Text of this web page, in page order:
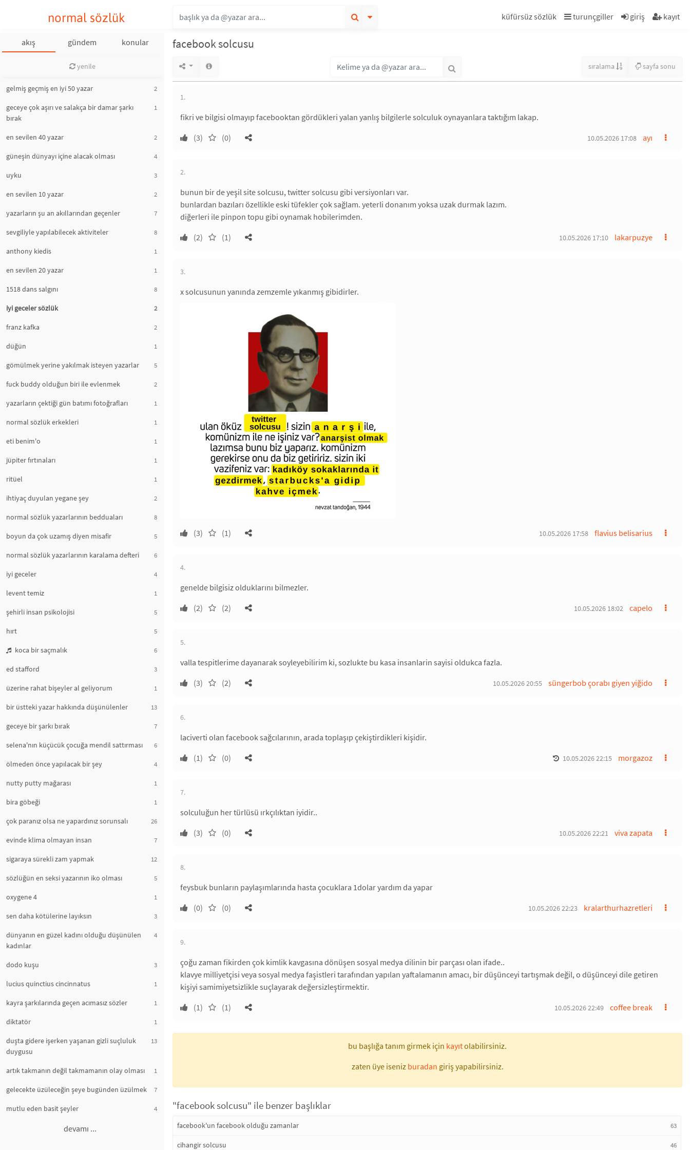
normal sözlük küfürsüz sözlük turunçgiller giriş kayıt
akış gündem konular
yenile
gelmiş geçmiş en iyi 50 yazar 2
geceye çok aşırı ve salakça bir damar şarkı
bırak
1
en sevilen 40 yazar 2
güneşin dünyayı içine alacak olması 4
uyku 3
en sevilen 10 yazar 2
yazarların şu an akıllarından geçenler 7
sevgiliyle yapılabilecek aktiviteler 8
anthony kiedis 1
en sevilen 20 yazar 1
1518 dans salgını 8
iyi geceler sözlük 2
franz kafka 2
düğün 1
gömülmek yerine yakılmak isteyen yazarlar 5
fuck buddy olduğun biri ile evlenmek 2
yazarların çektiği gün batımı fotoğrafları 1
normal sözlük erkekleri 1
eti benim'o 1
jüpiter fırtınaları 1
ritüel 1
ihtiyaç duyulan yegane şey 2
normal sözlük yazarlarının bedduaları 8
boyun da çok uzamış diyen misafir 5
normal sözlük yazarlarının karalama defteri 6
iyi geceler 4
levent temiz 1
şehirli insan psikolojisi 5
hırt 5
koca bir saçmalık 6
ed stafford 3
üzerine rahat bişeyler al geliyorum 1
bir üstteki yazar hakkında düşünülenler 13
geceye bir şarkı bırak 7
selena'nın küçücük çocuğa mendil sattırması 6
ölmeden önce yapılacak bir şey 4
nutty putty mağarası 1
bira göbeği 1
çok paranız olsa ne yapardınız sorunsalı 26
evinde klima olmayan insan 7
sigaraya sürekli zam yapmak 12
sözlüğün en seksi yazarının iko olması 5
oxygene 4 1
sen daha kötülerine layıksın 3
dünyanın en güzel kadını olduğu düşünülen
kadınlar
4
dodo kuşu 3
lucius quinctius cincinnatus 1
kayra şarkılarında geçen acımasız sözler 1
diktatör 1
duşta gidere işerken yaşanan gizli suçluluk
duygusu
13
artık takmanın değil takmamanın olay olması 1
gelecekte üzüleceğin şeye bugünden üzülmek 7
mutlu eden basit şeyler 4
devamı ...
facebook solcusu
sıralama sayfa sonu
1.
fikri ve bilgisi olmayıp facebooktan gördükleri yalan yanlış bilgilerle solculuk oynayanlara taktığım lakap.
(3)
(0) ayı
10.05.2026 17:08
2.
bunun bir de yeşil site solcusu, twitter solcusu gibi versiyonları var.
bunlardan bazıları özellikle eski tüfekler çok sağlam. yeterli donanım yoksa uzak durmak lazım.
diğerleri ile pinpon topu gibi oynamak hobilerimden.
(2)
(1) lakarpuzye
10.05.2026 17:10
3.
x solcusunun yanında zemzemle yıkanmış gibidirler.
(3) (1) flavius belisarius
10.05.2026 17:58
4.
genelde bilgisiz olduklarını bilmezler.
(2)
(2) capelo
10.05.2026 18:02
5.
valla tespitlerime dayanarak soyleyebilirim ki, sozlukte bu kasa insanlarin sayisi oldukca fazla.
(3)
(2) süngerbob çorabı giyen yiğido
10.05.2026 20:55
6.
laciverti olan facebook sağcılarının, arada toplaşıp çekiştirdikleri kişidir.
(1)
(0) morgazoz
10.05.2026 22:15
7.
solculuğun her türlüsü ırkçılıktan iyidir..
(3)
(0) viva zapata
10.05.2026 22:21
8.
feysbuk bunların paylaşımlarında hasta çocuklara 1dolar yardım da yapar
(0)
(0) kralarthurhazretleri
10.05.2026 22:23
9.
çoğu zaman fikirden çok kimlik kavgasına dönüşen sosyal medya dilinin bir parçası olan ifade..
klavye milliyetçisi veya sosyal medya faşistleri tarafından yapılan yaftalamanın amacı, bir düşünceyi tartışmak değil, o düşünceyi dile getiren
kişiyi samimiyetsizlikle suçlayarak değersizleştirmektir.
(1)
(1) coffee break
10.05.2026 22:49
bu başlığa tanım girmek için kayıtolabilirsiniz.
zaten üye iseniz buradan giriş yapabilirsiniz.
"facebook solcusu" ile benzer başlıklar
facebook'un facebook olduğu zamanlar 63
cihangir solcusu 46